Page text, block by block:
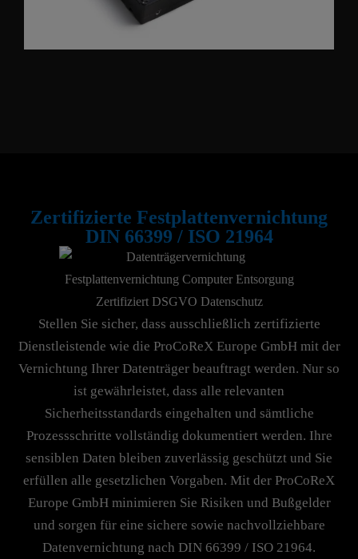
Zertifizierte Festplattenvernichtung
DIN 66399 / ISO 21964
Stellen Sie sicher, dass ausschließlich zertifizierte
Dienstleistende wie die ProCoReX Europe GmbH mit der
Vernichtung Ihrer Datenträger beauftragt werden. Nur so
ist gewährleistet, dass alle relevanten
Sicherheitsstandards eingehalten und sämtliche
Prozessschritte vollständig dokumentiert werden. Ihre
sensiblen Daten bleiben zuverlässig geschützt und Sie
erfüllen alle gesetzlichen Vorgaben. Mit der ProCoReX
Europe GmbH minimieren Sie Risiken und Bußgelder
und sorgen für eine sichere sowie nachvollziehbare
Datenvernichtung nach DIN 66399 / ISO 21964.